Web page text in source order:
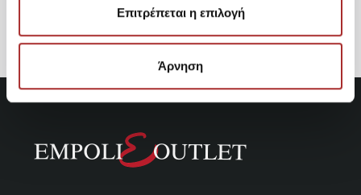
Επιτρέπεται η επιλογή
Άρνηση